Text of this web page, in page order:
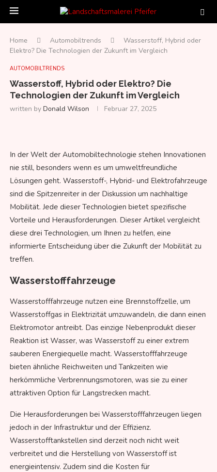
Home Automobiltrends
Wasserstoff, Hybrid oder
Elektro? Die Technologien der Zukunft im Vergleich
AUTOMOBILTRENDS
Wasserstoff, Hybrid oder Elektro? Die
Technologien der Zukunft im Vergleich
written by Donald Wilson Februar 27, 2025
In der Welt der Automobiltechnologie stehen Innovationen
nie still, besonders wenn es um umweltfreundliche
Lösungen geht. Wasserstoff-, Hybrid- und Elektrofahrzeuge
sind die Spitzenreiter in der Diskussion um nachhaltige
Mobilität. Jede dieser Technologien bietet spezifische
Vorteile und Herausforderungen. Dieser Artikel vergleicht
diese drei Technologien, um Ihnen zu helfen, eine
informierte Entscheidung über die Zukunft der Mobilität zu
treffen.
Wasserstofffahrzeuge
Wasserstofffahrzeuge nutzen eine Brennstoffzelle, um
Wasserstoffgas in Elektrizität umzuwandeln, die dann einen
Elektromotor antreibt. Das einzige Nebenprodukt dieser
Reaktion ist Wasser, was Wasserstoff zu einer extrem
sauberen Energiequelle macht. Wasserstofffahrzeuge
bieten ähnliche Reichweiten und Tankzeiten wie
herkömmliche Verbrennungsmotoren, was sie zu einer
attraktiven Option für Langstrecken macht.
Die Herausforderungen bei Wasserstofffahrzeugen liegen
jedoch in der Infrastruktur und der Effizienz.
Wasserstofftankstellen sind derzeit noch nicht weit
verbreitet und die Herstellung von Wasserstoff ist
energieintensiv. Zudem sind die Kosten für